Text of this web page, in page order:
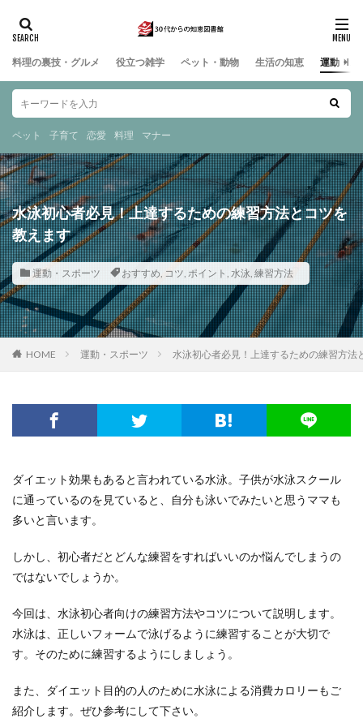
料理の裏技・グルメ 役立つ雑学 ペット・動物 生活の知恵 運動・ス
ペット 子育て 恋愛 料理 マナー
水泳初心者必見！上達するための練習方法とコツを
教えます
運動・スポーツ おすすめ, コツ, ポイント , 水泳, 練習方法
HOME 運動・スポーツ 水泳初心者必見！上達するための練習方法
ダイエット効果もあると言われている水泳。子供が水泳スクール
に通っているのを見ていると、自分も泳いでみたいと思うママも
多いと言います。
しかし、初心者だとどんな練習をすればいいのか悩んでしまうの
ではないでしょうか。
今回は、水泳初心者向けの練習方法やコツについて説明します。
水泳は、正しいフォームで泳げるように練習することが大切で
す。そのために練習するようにしましょう。
また、ダイエット目的の人のために水泳による消費カロリーもご
紹介します。ぜひ参考にして下さい。